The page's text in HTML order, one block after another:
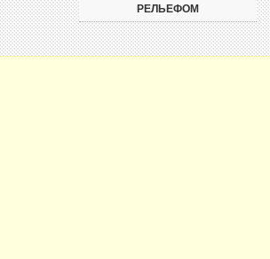
РЕЛЬЕФОМ